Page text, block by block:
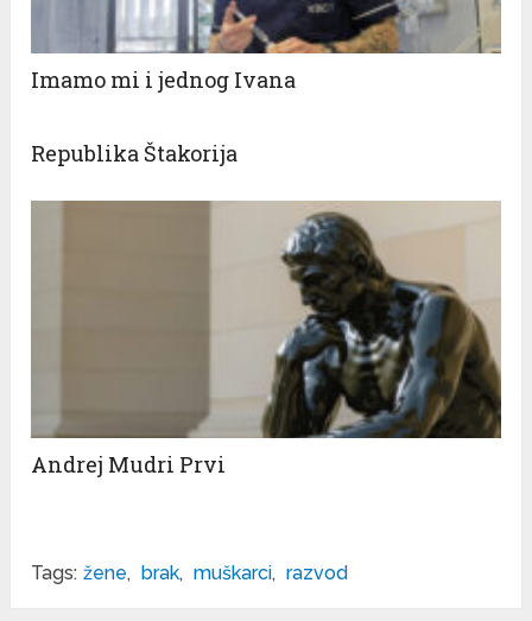
Imamo mi i jednog Ivana
Republika Štakorija
Andrej Mudri Prvi
Tags: žene, brak, muškarci, razvod